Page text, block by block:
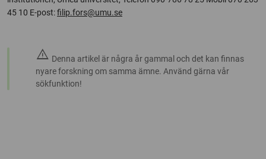
45 10 E-post:filip.fors@umu.se
warning Denna artikel är några år gammal och det kan finnas
nyare forskning om samma ämne. Använd gärna vår
sökfunktion!